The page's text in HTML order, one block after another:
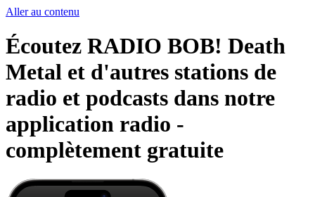
Aller au contenu
Écoutez RADIO BOB! Death
Metal et d'autres stations de
radio et podcasts dans notre
application radio -
complètement gratuite